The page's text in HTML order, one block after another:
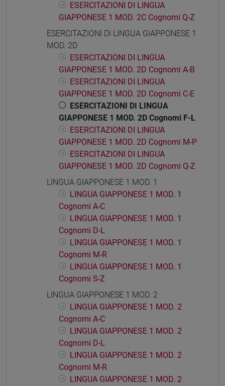
ESERCITAZIONI DI LINGUA
GIAPPONESE 1 MOD. 2C Cognomi Q-Z
ESERCITAZIONI DI LINGUA GIAPPONESE 1
MOD. 2D
ESERCITAZIONI DI LINGUA
GIAPPONESE 1 MOD. 2D Cognomi A-B
ESERCITAZIONI DI LINGUA
GIAPPONESE 1 MOD. 2D Cognomi C-E
ESERCITAZIONI DI LINGUA
GIAPPONESE 1 MOD. 2D Cognomi F-L
ESERCITAZIONI DI LINGUA
GIAPPONESE 1 MOD. 2D Cognomi M-P
ESERCITAZIONI DI LINGUA
GIAPPONESE 1 MOD. 2D Cognomi Q-Z
LINGUA GIAPPONESE 1 MOD. 1
LINGUA GIAPPONESE 1 MOD. 1
Cognomi A-C
LINGUA GIAPPONESE 1 MOD. 1
Cognomi D-L
LINGUA GIAPPONESE 1 MOD. 1
Cognomi M-R
LINGUA GIAPPONESE 1 MOD. 1
Cognomi S-Z
LINGUA GIAPPONESE 1 MOD. 2
LINGUA GIAPPONESE 1 MOD. 2
Cognomi A-C
LINGUA GIAPPONESE 1 MOD. 2
Cognomi D-L
LINGUA GIAPPONESE 1 MOD. 2
Cognomi M-R
LINGUA GIAPPONESE 1 MOD. 2